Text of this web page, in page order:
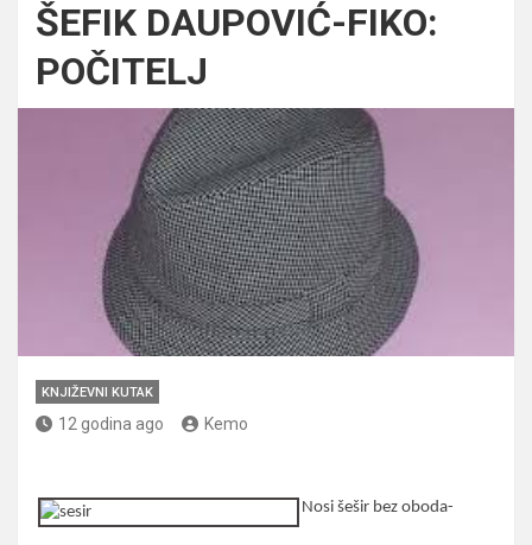
ŠEFIK DAUPOVIĆ-FIKO:
POČITELJ
KNJIŽEVNI KUTAK
12 godina ago Kemo
Nosi šešir bez oboda-